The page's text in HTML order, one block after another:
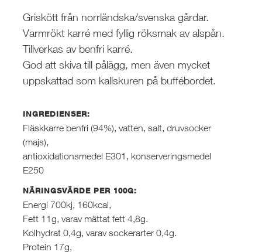
Griskött från norrländska/svenska gårdar.
Varmrökt karré med fyllig röksmak av alspån.
Tillverkas av benfri karré.
God att skiva till pålägg, men även mycket
uppskattad som kallskuren på buffébordet.
INGREDIENSER:
Fläskkarre benfri (94%), vatten, salt, druvsocker
(majs),
antioxidationsmedel E301, konserveringsmedel
E250
NÄRINGSVÄRDE PER 100G:
Energi 700kj, 160kcal,
Fett 11g, varav mättat fett 4,8g.
Kolhydrat 0,4g, varav sockerarter 0,4g.
Protein 17g,